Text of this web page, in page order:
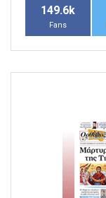
149.6k
Fans